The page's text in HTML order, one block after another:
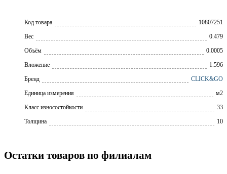
Код товара
10807251
Вес
0.479
Объём
0.0005
Вложение
1.596
Бренд
CLICK&GO
Единица измерения
м2
Класс износостойкости
33
Толщина
10
Остатки товаров по филиалам